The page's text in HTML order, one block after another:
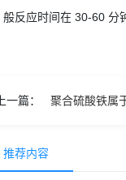
般反应时间在 30-60 分
上一篇： 聚合硫酸铁属
推荐内容